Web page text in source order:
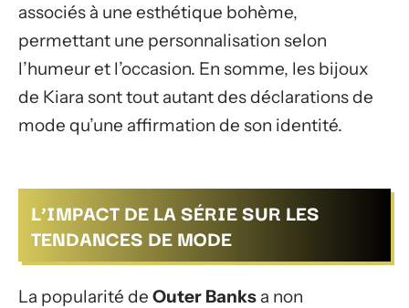
associés à une esthétique bohème,
permettant une personnalisation selon
l’humeur et l’occasion. En somme, les bijoux
de Kiara sont tout autant des déclarations de
mode qu’une affirmation de son identité.
L’IMPACT DE LA SÉRIE SUR LES
TENDANCES DE MODE
La popularité de Outer Banks a non